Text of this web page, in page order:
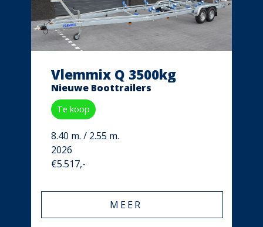
Vlemmix Q 3500kg
Nieuwe Boottrailers
Te koop
8.40 m. / 2.55 m.
2026
€5.517,-
MEER